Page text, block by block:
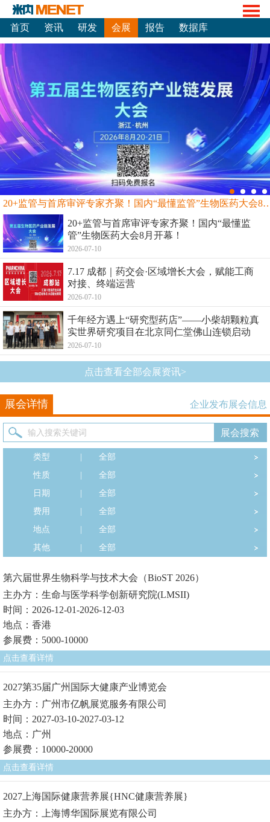
首页 资讯 研发 会展 报告 数据库
20+监管与首席审评专家齐聚！国内“最
20+监管与首席审评专家齐聚！国内“最懂监
管”生物医药大会8月开幕！
2026-07-10
7.17 成都｜药交会·区域增长大会，赋能工商
对接、终端运营
2026-07-10
千年经方遇上“研究型药店”——小柴胡颗粒真
实世界研究项目在北京同仁堂佛山连锁启动
2026-07-10
点击查看全部会展资讯>
展会详情 企业发布展会信息
类型
全部
性质
全部
日期
全部
费用
全部
地点
全部
其他
全部
第六届世界生物科学与技术大会（BioST 2026）
主办方：生命与医学科学创新研究院(LMSII)
时间：2026-12-01-2026-12-03
地点：香港
参展费：5000-10000
点击查看详情
2027第35届广州国际大健康产业博览会
主办方：广州市亿帆展览服务有限公司
时间：2027-03-10-2027-03-12
地点：广州
参展费：10000-20000
点击查看详情
2027上海国际健康营养展{HNC健康营养展}
主办方：上海博华国际展览有限公司